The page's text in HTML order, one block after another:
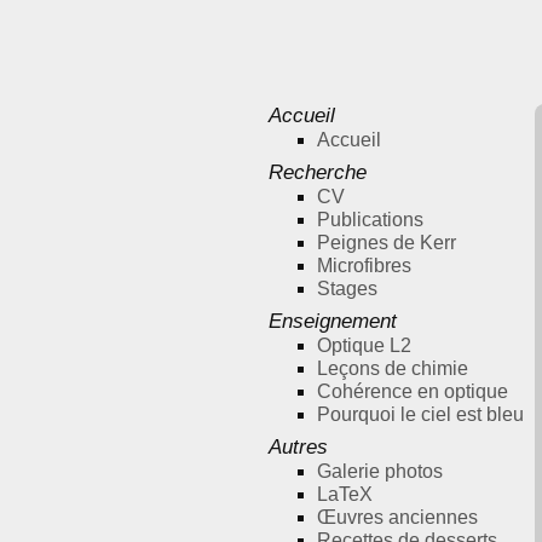
Accueil
Accueil
Recherche
CV
Publications
Peignes de Kerr
Microfibres
Stages
Enseignement
Optique L2
Leçons de chimie
Cohérence en optique
Pourquoi le ciel est bleu
Autres
Galerie photos
LaTeX
Œuvres anciennes